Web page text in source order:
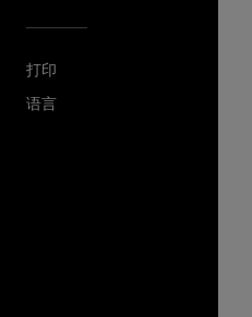
打印
语言